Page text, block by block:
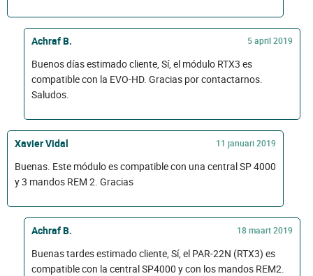
Achraf B. 5 april 2019
Buenos días estimado cliente, Sí, el módulo RTX3 es
compatible con la EVO-HD. Gracias por contactarnos.
Saludos.
Xavier Vidal 11 januari 2019
Buenas. Este módulo es compatible con una central SP 4000
y 3 mandos REM 2. Gracias
Achraf B. 18 maart 2019
Buenas tardes estimado cliente, Sí, el PAR-22N (RTX3) es
compatible con la central SP4000 y con los mandos REM2.